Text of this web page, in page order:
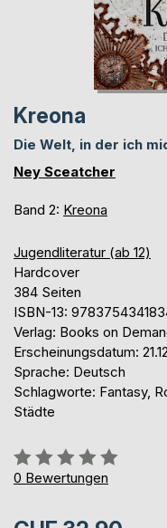
Kreona
Die Welt, in der ich
Ney Sceatcher
Band 2: Kreona
Jugendliteratur (ab 12)
Hardcover
384 Seiten
ISBN-13:
Verlag: Books on
Erscheinungsdatum:
Sprache: Deutsch
Schlagworte: Fantasy,
Städte
Bewertung::
0%
0 Bewertungen